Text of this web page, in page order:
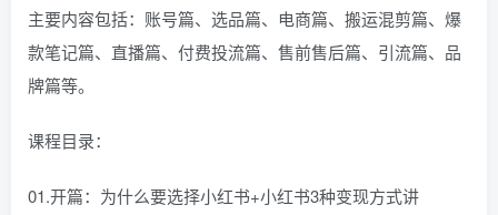
主要内容包括：账号篇、选品篇、电商篇、搬运混剪篇、爆
款笔记篇、直播篇、付费投流篇、售前售后篇、引流篇、品
牌篇等。
课程目录：
01.开篇：为什么要选择小红书+小红书3种变现方式讲